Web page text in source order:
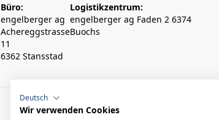
Büro:
engelberger ag
Achereggstrasse
11
6362 Stansstad
Logistikzentrum:
engelberger ag Faden 2 6374
Buochs
Deutsch
Wir verwenden Cookies